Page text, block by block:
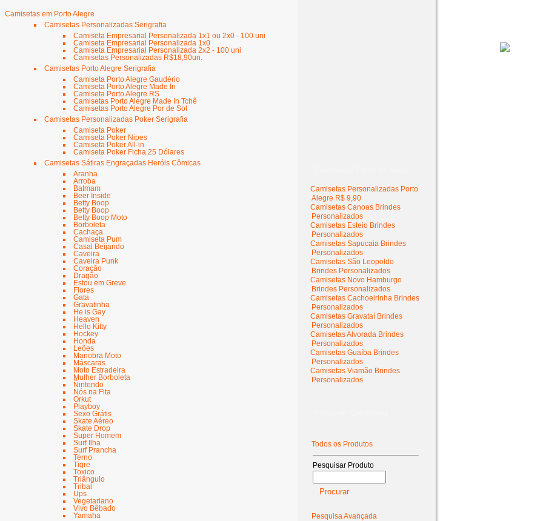
Camisetas em Porto Alegre
Camisetas Personalizadas Serigrafia
Camiseta Empresarial Personalizada 1x1 ou 2x0 - 100 uni
Camiseta Empresarial Personalizada 1x0
Camiseta Empresarial Personalizada 2x2 - 100 uni
Camisetas Personalizadas R$18,90un.
Camisetas Porto Alegre Serigrafia
Camiseta Porto Alegre Gaudério
Camiseta Porto Alegre Made In
Camiseta Porto Alegre RS
Camisetas Porto Alegre Made In Tchê
Camisetas Porto Alegre Por de Sol
Camisetas Personalizadas Poker Serigrafia
Camiseta Poker
Camiseta Poker Nipes
Camiseta Poker All-in
Camiseta Poker Ficha 25 Dólares
Camisetas Sátiras Engraçadas Heróis Cômicas
Aranha
Arroba
Batmam
Beer Inside
Betty Boop
Betty Boop
Betty Boop Moto
Borboleta
Cachaça
Camiseta Pum
Casal Beijando
Caveira
Caveira Punk
Coração
Dragão
Estou em Greve
Flores
Gata
Gravatinha
He is Gay
Heaven
Hello Kitty
Hockey
Honda
Leões
Manobra Moto
Máscaras
Moto Estradeira
Mulher Borboleta
Ñintendo
Nós na Fita
Orkut
Playboy
Sexo Grátis
Skate Aéreo
Skate Drop
Super Homem
Surf Ilha
Surf Prancha
Terno
Tigre
Toxico
Triângulo
Tribal
Ups
Vegetariano
Vivo Bêbado
Yamaha
Camisetas Personalizadas Porto
Alegre R$ 9,90
Camisetas Canoas Brindes
Personalizados
Camisetas Esteio Brindes
Personalizados
Camisetas Sapucaia Brindes
Personalizados
Camisetas São Leopoldo
Brindes Personalizados
Camisetas Novo Hamburgo
Brindes Personalizados
Camisetas Cachoeirinha Brindes
Personalizados
Camisetas Gravataí Brindes
Personalizados
Camisetas Alvorada Brindes
Personalizados
Camisetas Guaíba Brindes
Personalizados
Camisetas Viamão Brindes
Personalizados
Todos os Produtos
Pesquisar Produto
Pesquisa Avançada